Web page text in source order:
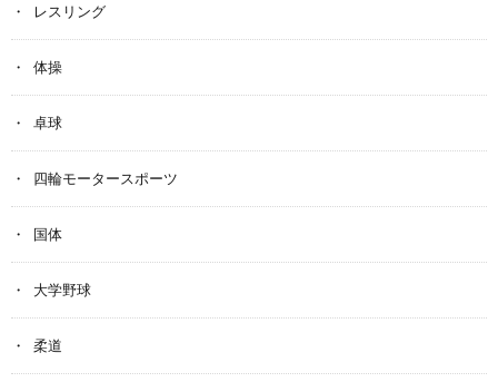
レスリング
体操
卓球
四輪モータースポーツ
国体
大学野球
柔道